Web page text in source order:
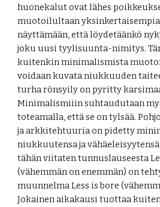
huonekalut ovat lähes
muotoilultaan
näyttämään, että löydetäänkö
joku uusi tyylisuunta-nimitys.
kuitenkin minimalismista
voidaan kuvata niukkuuden
turha rönsyily on pyritty
Minimalismiiin suhtaudutaan
toteamalla, että se on tylsää.
ja arkkitehtuuria on pidetty
niukkuutensa ja
tähän viitaten tunnuslauseesta
(vähemmän on enemmän) on
muunnelma Less is bore
Jokainen aikakausi tuottaa